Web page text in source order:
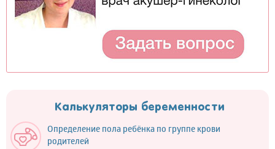
Калькуляторы беременности
Определение пола ребёнка по группе крови
родителей